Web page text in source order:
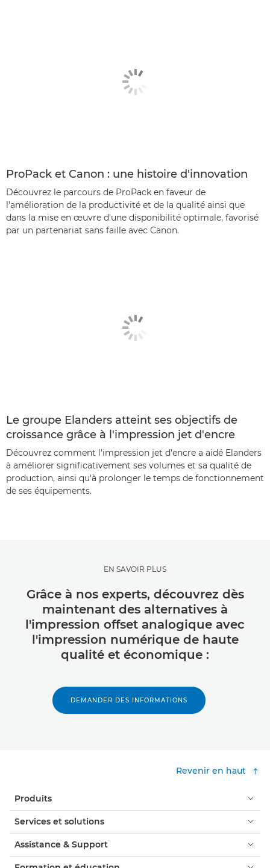
ProPack et Canon : une histoire d'innovation
Découvrez le parcours de ProPack en faveur de
l'amélioration de la productivité et de la qualité ainsi que
dans la mise en œuvre d'une disponibilité optimale, favorisé
par un partenariat sans faille avec Canon.
Le groupe Elanders atteint ses objectifs de
croissance grâce à l'impression jet d'encre
Découvrez comment l'impression jet d'encre a aidé Elanders
à améliorer significativement ses volumes et sa qualité de
production, ainsi qu'à prolonger le temps de fonctionnement
de ses équipements.
EN SAVOIR PLUS
Grâce à nos experts, découvrez dès
maintenant des alternatives à
l'impression offset analogique avec
l'impression numérique de haute
qualité et économique :
DEMANDER DES INFORMATIONS
Revenir en haut
Produits
Services et solutions
Assistance & Support